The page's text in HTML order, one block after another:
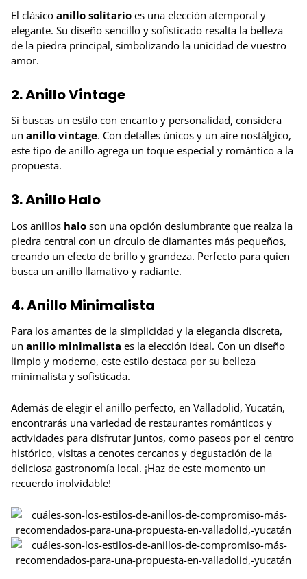
El clásico anillo solitario es una elección atemporal y
elegante. Su diseño sencillo y sofisticado resalta la belleza
de la piedra principal, simbolizando la unicidad de vuestro
amor.
2. Anillo Vintage
Si buscas un estilo con encanto y personalidad, considera
un anillo vintage. Con detalles únicos y un aire nostálgico,
este tipo de anillo agrega un toque especial y romántico a la
propuesta.
3. Anillo Halo
Los anillos halo son una opción deslumbrante que realza la
piedra central con un círculo de diamantes más pequeños,
creando un efecto de brillo y grandeza. Perfecto para quien
busca un anillo llamativo y radiante.
4. Anillo Minimalista
Para los amantes de la simplicidad y la elegancia discreta,
un anillo minimalista es la elección ideal. Con un diseño
limpio y moderno, este estilo destaca por su belleza
minimalista y sofisticada.
Además de elegir el anillo perfecto, en Valladolid, Yucatán,
encontrarás una variedad de restaurantes románticos y
actividades para disfrutar juntos, como paseos por el centro
histórico, visitas a cenotes cercanos y degustación de la
deliciosa gastronomía local. ¡Haz de este momento un
recuerdo inolvidable!